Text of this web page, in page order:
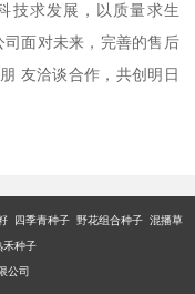
技求发展，以质量求生
面对未来，完善的售后
友洽谈合作，共创明日
四季青种子 野花组合种子 混播草
种子
公司